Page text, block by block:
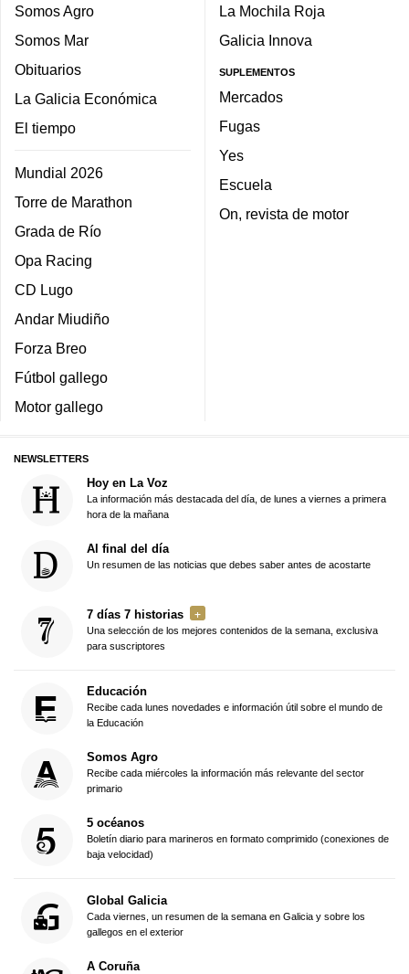
Somos Agro
Somos Mar
Obituarios
La Galicia Económica
El tiempo
Mundial 2026
Torre de Marathon
Grada de Río
Opa Racing
CD Lugo
Andar Miudiño
Forza Breo
Fútbol gallego
Motor gallego
La Mochila Roja
Galicia Innova
SUPLEMENTOS
Mercados
Fugas
Yes
Escuela
On, revista de motor
NEWSLETTERS
Hoy en La Voz
La información más destacada del día, de lunes a viernes a primera
hora de la mañana
Al final del día
Un resumen de las noticias que debes saber antes de acostarte
7 días 7 historias
Una selección de los mejores contenidos de la semana, exclusiva
para suscriptores
Educación
Recibe cada lunes novedades e información útil sobre el mundo de
la Educación
Somos Agro
Recibe cada miércoles la información más relevante del sector
primario
5 océanos
Boletín diario para marineros en formato comprimido (conexiones de
baja velocidad)
Global Galicia
Cada viernes, un resumen de la semana en Galicia y sobre los
gallegos en el exterior
A Coruña